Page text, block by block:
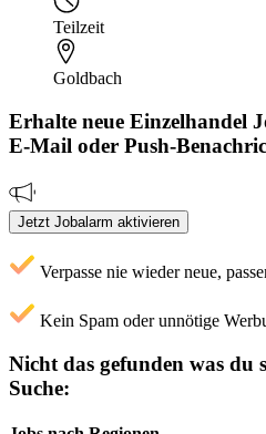
Teilzeit
Goldbach
Erhalte neue Einzelhandel
E-Mail oder Push-
Jetzt Jobalarm aktivieren
Verpasse nie wieder neue,
Kein Spam oder unnötige
Nicht das gefunden was du
Suche: